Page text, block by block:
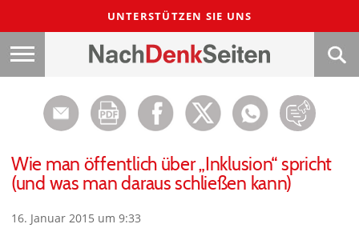
UNTERSTÜTZEN SIE UNS
Wie man öffentlich über „Inklusion“ spricht
(und was man daraus schließen kann)
16. Januar 2015 um 9:33